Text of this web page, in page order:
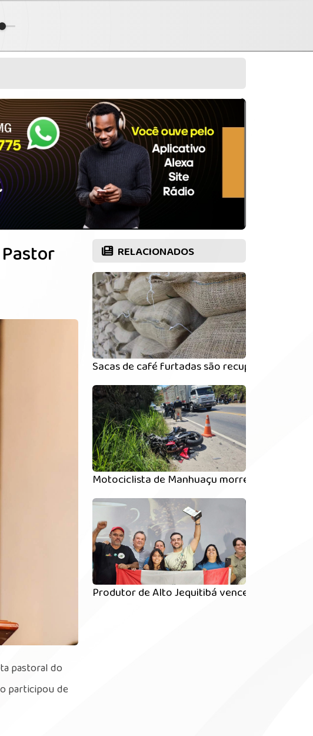
pastoral do
participou de
RELACIONADOS
Sacas de café furtadas são recuperadas em
Motociclista de Manhuaçu morre em acidente
Produtor de Alto Jequitibá vence o Concurso